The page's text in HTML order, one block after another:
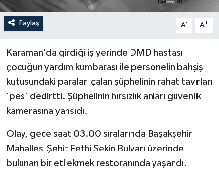
Paylaş A- A+
Karaman'da girdiği iş yerinde DMD hastası
çocuğun yardım kumbarası ile personelin bahşiş
kutusundaki paraları çalan şüphelinin rahat tavırları
'pes' dedirtti. Şüphelinin hırsızlık anları güvenlik
kamerasına yansıdı.
Olay, gece saat 03.00 sıralarında Başakşehir
Mahallesi Şehit Fethi Sekin Bulvarı üzerinde
bulunan bir etliekmek restoranında yaşandı.